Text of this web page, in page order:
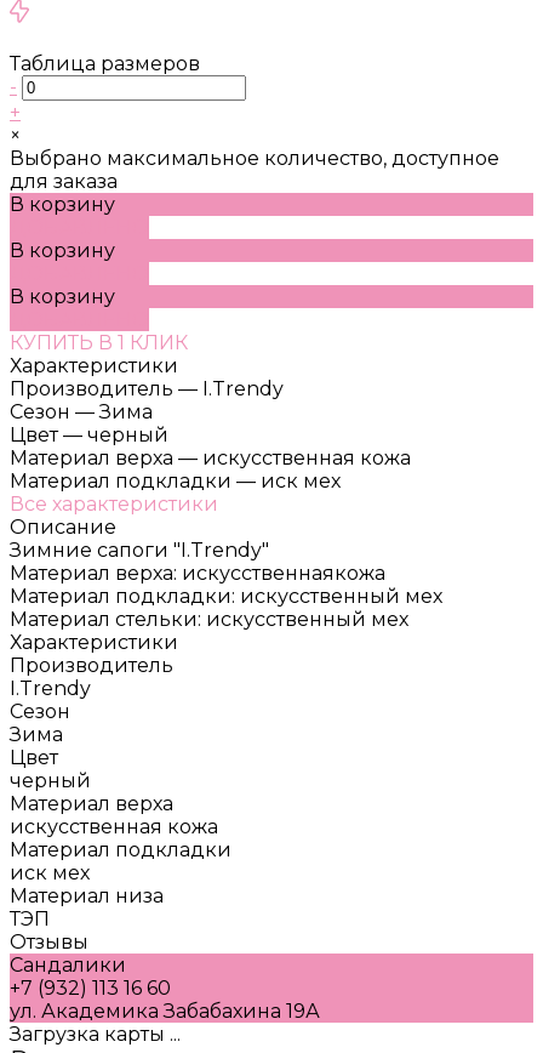
Таблица размеров
-
+
×
Выбрано максимальное количество, доступное
для заказа
В корзину
В корзину
В корзину
КУПИТЬ В 1 КЛИК
Характеристики
Производитель — I.Trendy
Сезон — Зима
Цвет — черный
Материал верха — искусственная кожа
Материал подкладки — иск мех
Все характеристики
Описание
Зимние сапоги "I.Trendy"
Материал верха: искусственнаякожа
Материал подкладки: искусственный мех
Материал стельки: искусственный мех
Характеристики
Производитель
I.Trendy
Сезон
Зима
Цвет
черный
Материал верха
искусственная кожа
Материал подкладки
иск мех
Материал низа
ТЭП
Отзывы
Сандалики
+7 (932) 113 16 60
ул. Академика Забабахина 19А
Загрузка карты ...